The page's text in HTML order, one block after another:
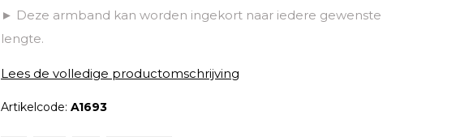
► Deze armband kan worden ingekort naar iedere gewenste
lengte.
Lees de volledige productomschrijving
Artikelcode: A1693